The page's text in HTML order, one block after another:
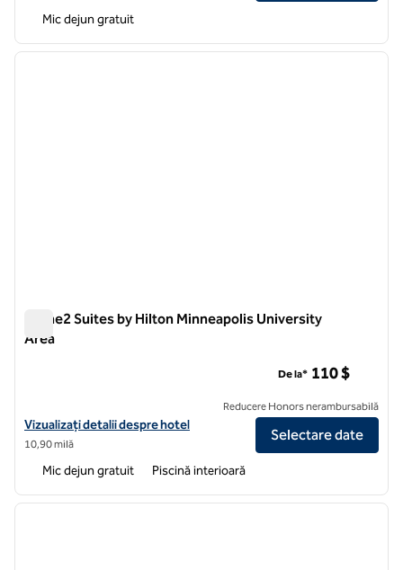
Mic dejun gratuit
1 din 12
Home2 Suites by Hilton Minneapolis University
Area
Vizualizați detaliile hotelului pentru Home2 Suites by Hilton
Vizualizați detalii despre hotel
10,90 milă
De la* 110 $
Reducere Honors nerambursabilă
Selectare date
Mic dejun gratuit Piscină interioară
1 din 12